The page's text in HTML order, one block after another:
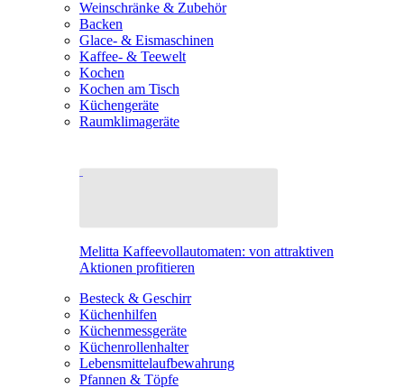
Weinschränke & Zubehör
Backen
Glace- & Eismaschinen
Kaffee- & Teewelt
Kochen
Kochen am Tisch
Küchengeräte
Raumklimageräte
Melitta Kaffeevollautomaten: von attraktiven
Aktionen profitieren
Besteck & Geschirr
Küchenhilfen
Küchenmessgeräte
Küchenrollenhalter
Lebensmittelaufbewahrung
Pfannen & Töpfe